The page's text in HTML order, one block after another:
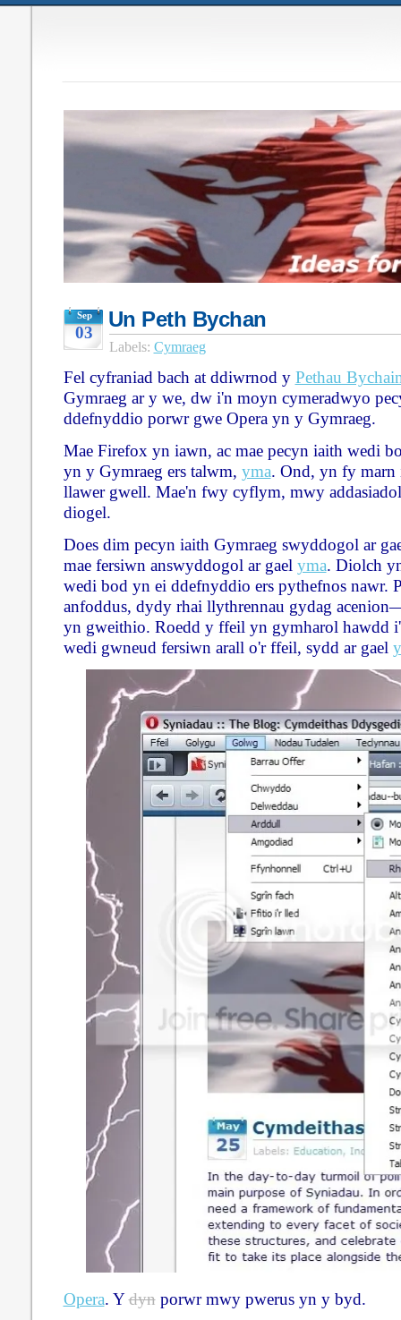
Sep
03
Un Peth Bychan
Labels: Cymraeg
Fel cyfraniad bach at ddiwrnod y Pethau
Gymraeg ar y we, dw i'n moyn cymeradwyo
ddefnyddio porwr gwe Opera yn y Gymraeg.
Mae Firefox yn iawn, ac mae pecyn iaith wedi
yn y Gymraeg ers talwm, yma. Ond, yn fy marn
llawer gwell. Mae'n fwy cyflym, mwy
diogel.
Does dim pecyn iaith Gymraeg swyddogol ar
mae fersiwn answyddogol ar gael yma. Diolch
wedi bod yn ei ddefnyddio ers pythefnos nawr.
anfoddus, dydy rhai llythrennau gydag
yn gweithio. Roedd y ffeil yn gymharol hawdd
wedi gwneud fersiwn arall o'r ffeil, sydd ar gael
Opera. Ydynporwr mwy pwerus yn y byd.